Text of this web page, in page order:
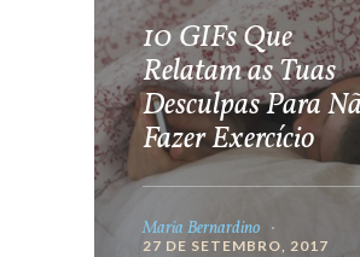
10 GIFs Que
Relatam as Tuas
Desculpas Para
Fazer Exercício
Maria Bernardino
27 DE SETEMBRO, 2017